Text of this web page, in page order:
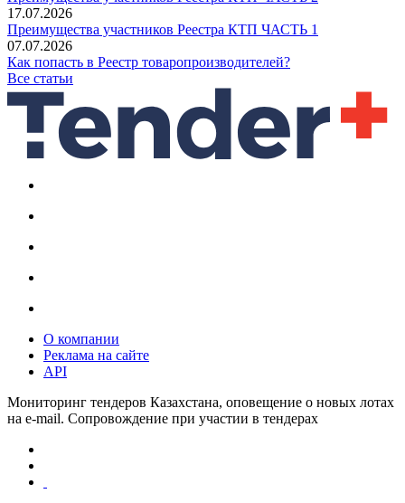
17.07.2026
Преимущества участников Реестра КТП ЧАСТЬ 1
07.07.2026
Как попасть в Реестр товаропроизводителей?
Все статьи
О компании
Реклама на сайте
API
Мониторинг тендеров Казахстана, оповещение о новых лотах
на e-mail. Сопровождение при участии в тендерах